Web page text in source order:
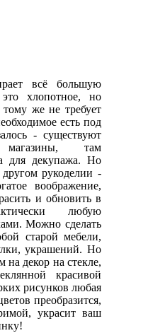
всё большую
это хлопотное, но
же не требует
есть под
- существуют
магазины, там
для декупажа. Но
рукоделии -
воображение,
и обновить в
любую
Можно сделать
старой мебели,
украшений. Но
на декор на стекле,
красивой
рисунков любая
преобразится,
украсит ваш